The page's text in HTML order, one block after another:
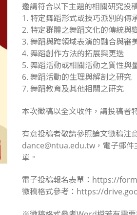
邀請符合以下主題的相關研究投
1. 特定舞蹈形式或技巧派別的傳
2. 特定群體之舞蹈文化的傳統與
3. 舞蹈與跨領域表演的融合與審
4. 舞蹈創作方法的拓展與更迭
5. 舞蹈活動或相關活動之質性與
6. 舞蹈活動的生理與解剖之研究
7. 舞蹈教育及其他相關之研究
本次徵稿以全文收件，請投稿者
有意投稿者敬請參照論文徵稿注
dance@ntua.edu.tw，電子郵件
單。
電子投稿報名表單：https://
徵稿格式參考：https://